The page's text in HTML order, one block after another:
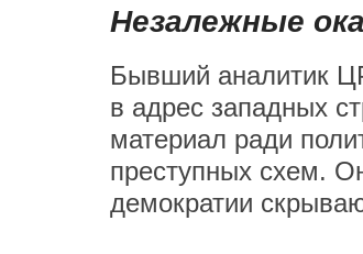
Незалежные
Бывший аналитик
в адрес западных
материал ради
преступных схем.
демократии